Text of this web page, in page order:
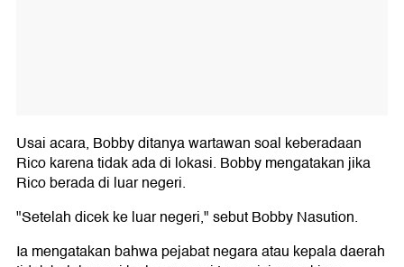
Usai acara, Bobby ditanya wartawan soal keberadaan
Rico karena tidak ada di lokasi. Bobby mengatakan jika
Rico berada di luar negeri.
"Setelah dicek ke luar negeri," sebut Bobby Nasution.
Ia mengatakan bahwa pejabat negara atau kepala daerah